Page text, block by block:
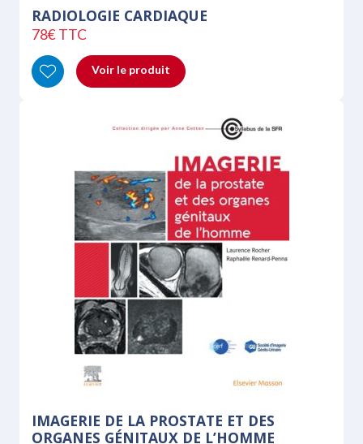
RADIOLOGIE CARDIAQUE
78€ TTC
Voir le produit
IMAGERIE DE LA PROSTATE ET DES
ORGANES GÉNITAUX DE L’HOMME